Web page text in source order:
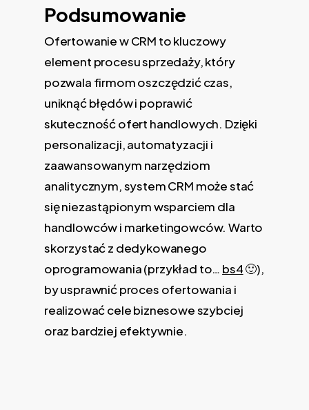
Podsumowanie
Ofertowanie w CRM to kluczowy
element procesu sprzedaży, który
pozwala firmom oszczędzić czas,
uniknąć błędów i poprawić
skuteczność ofert handlowych. Dzięki
personalizacji, automatyzacji i
zaawansowanym narzędziom
analitycznym, system CRM może stać
się niezastąpionym wsparciem dla
handlowców i marketingowców. Warto
skorzystać z dedykowanego
oprogramowania (przykład to… bs4🙂),
by usprawnić proces ofertowania i
realizować cele biznesowe szybciej
oraz bardziej efektywnie.